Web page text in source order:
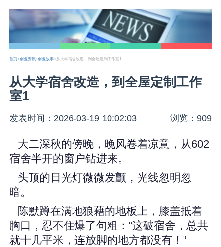
首页>创业资讯>创业故事>从大学宿舍改造，到全屋定制工作室1
从大学宿舍改造，到全屋定制工作
室1
发表时间：2026-03-19 10:02:03 浏览：909
大二深秋的傍晚，晚风卷着凉意，从602
宿舍半开的窗户钻进来。
头顶的日光灯微微发颤，光线忽明忽
暗。
陈默蹲在满地狼藉的地板上，膝盖抵着
胸口，忍不住爆了句粗：“这破宿舍，总共
就十几平米，连放脚的地方都没有！”